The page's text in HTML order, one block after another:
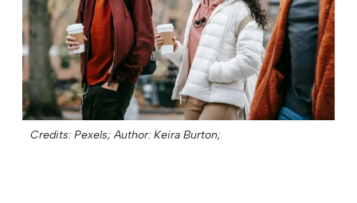
Credits: Pexels; Author: Keira Burton;